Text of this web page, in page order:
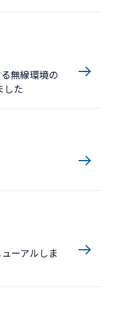
無線環境の
した
ーアルしま